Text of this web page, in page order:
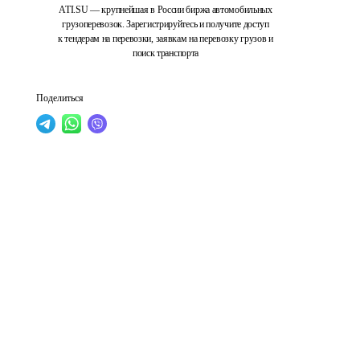
ATI.SU — крупнейшая в России биржа автомобильных
грузоперевозок. Зарегистрируйтесь и получите доступ
к тендерам на перевозки, заявкам на перевозку грузов и
поиск транспорта
Поделиться